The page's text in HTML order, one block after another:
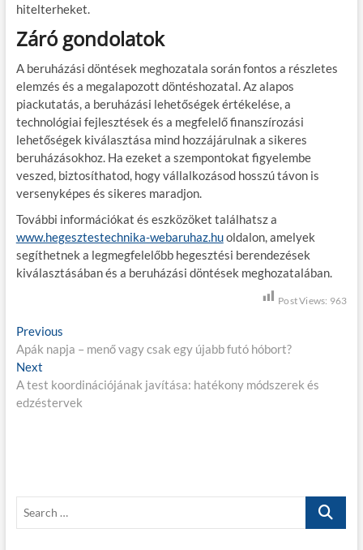
hitelterheket.
Záró gondolatok
A beruházási döntések meghozatala során fontos a részletes
elemzés és a megalapozott döntéshozatal. Az alapos
piackutatás, a beruházási lehetőségek értékelése, a
technológiai fejlesztések és a megfelelő finanszírozási
lehetőségek kiválasztása mind hozzájárulnak a sikeres
beruházásokhoz. Ha ezeket a szempontokat figyelembe
veszed, biztosíthatod, hogy vállalkozásod hosszú távon is
versenyképes és sikeres maradjon.
További információkat és eszközöket találhatsz a
www.hegesztestechnika-webaruhaz.huoldalon, amelyek
segíthetnek a legmegfelelőbb hegesztési berendezések
kiválasztásában és a beruházási döntések meghozatalában.
Post Views: 963
B
e
j
e
z
é
Previous
r
v
i
t
Apák napja – menő vagy csak egy újabb futó hóbort?
Next
e
x
:
A test koordinációjának javítása: hatékony módszerek és
edzéstervek